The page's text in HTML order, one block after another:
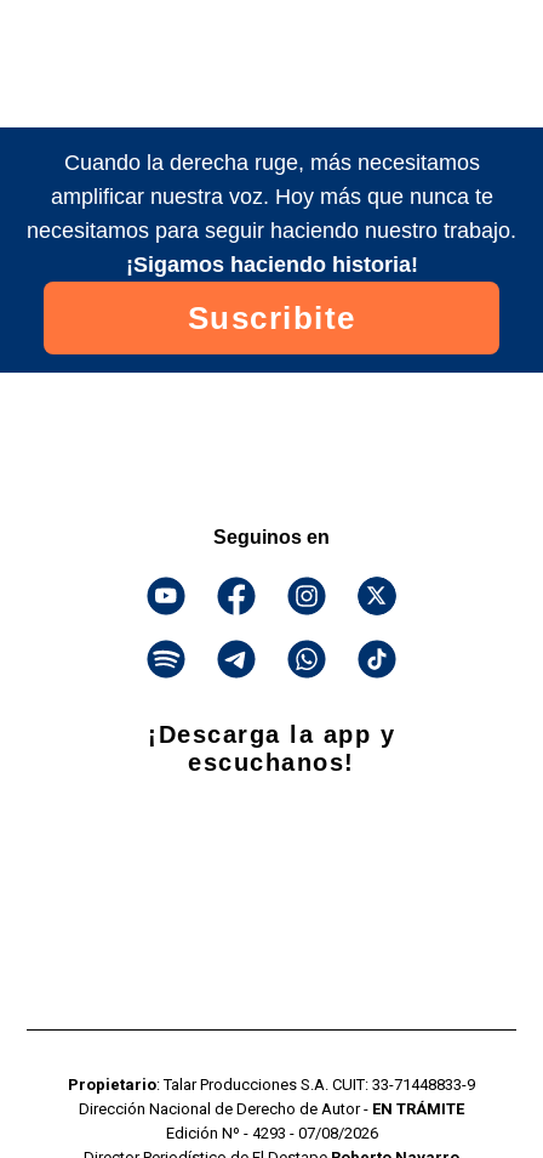
Cuando la derecha ruge, más necesitamos
amplificar nuestra voz. Hoy más que nunca te
necesitamos para seguir haciendo nuestro trabajo.
¡Sigamos haciendo historia!
Suscribite
Seguinos en
¡Descarga la app y
escuchanos!
Propietario: Talar Producciones S.A. CUIT: 33-71448833-9
Dirección Nacional de Derecho de Autor - EN TRÁMITE
Edición Nº - 4293 - 07/08/2026